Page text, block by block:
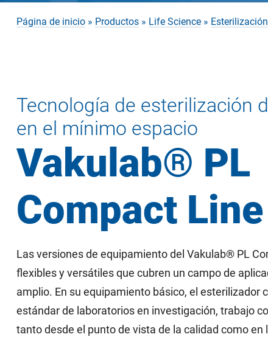
Página de inicio » Productos » Life Science » Esterilización
Tecnología de esterilización
en el mínimo espacio
Vakulab® PL
Compact Line
Las versiones de equipamiento del Vakulab® PL
flexibles y versátiles que cubren un campo de
amplio. En su equipamiento básico, el esterilizador
estándar de laboratorios en investigación, trabajo
tanto desde el punto de vista de la calidad como en